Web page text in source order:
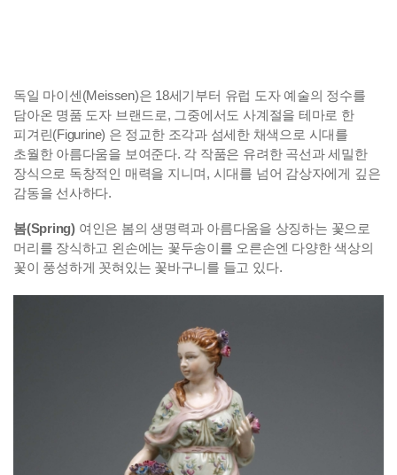
독일 마이센(Meissen)은 18세기부터 유럽 도자 예술의 정수를
담아온 명품 도자 브랜드로, 그중에서도 사계절을 테마로 한
피겨린(Figurine) 은 정교한 조각과 섬세한 채색으로 시대를
초월한 아름다움을 보여준다. 각 작품은 유려한 곡선과 세밀한
장식으로 독창적인 매력을 지니며, 시대를 넘어 감상자에게 깊은
감동을 선사하다.
봄(Spring)여인은 봄의 생명력과 아름다움을 상징하는 꽃으로
머리를 장식하고 왼손에는 꽃두송이를 오른손엔 다양한 색상의
꽃이 풍성하게 꼿혀있는 꽃바구니를 들고 있다.